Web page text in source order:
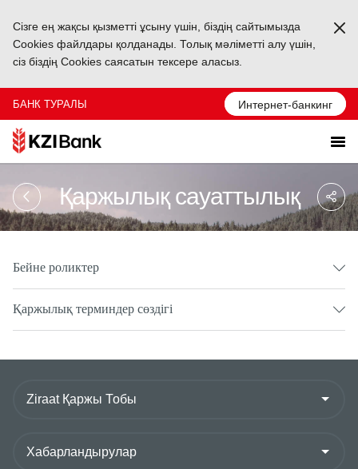
Сізге ең жақсы қызметті ұсыну үшін, біздің сайтымызда
Cookies файлдары қолданады. Толық мәліметті алу үшін,
сіз біздің Cookies саясатын тексере аласыз.
БАНК ТУРАЛЫ Интернет-банкинг
Қаржылық сауаттылық
Бейне роликтер
Қаржылық терминдер сөздігі